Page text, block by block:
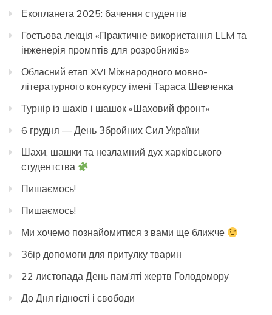
Екопланета 2025: бачення студентів
Гостьова лекція «Практичне використання LLM та
інженерія промптів для розробників»
Обласний етап XVI Міжнародного мовно-
літературного конкурсу імені Тараса Шевченка
Турнір із шахів і шашок «Шаховий фронт»
6 грудня — День Збройних Сил України
Шахи, шашки та незламний дух харківського
студентства
Пишаємось!
Пишаємось!
Ми хочемо познайомитися з вами ще ближче
Збір допомоги для притулку тварин
22 листопада День пам’яті жертв Голодомору
До Дня гідності і свободи